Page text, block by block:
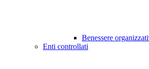
Benessere
Enti controllati